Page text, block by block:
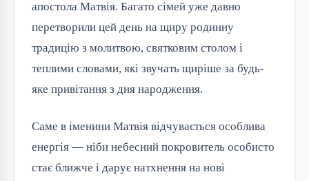
апостола Матвія. Багато сімей уже давно
перетворили цей день на щиру родинну
традицію з молитвою, святковим столом і
теплими словами, які звучать щиріше за будь-
яке привітання з дня народження.
Саме в іменини Матвія відчувається особлива
енергія — ніби небесний покровитель особисто
стає ближче і дарує натхнення на нові